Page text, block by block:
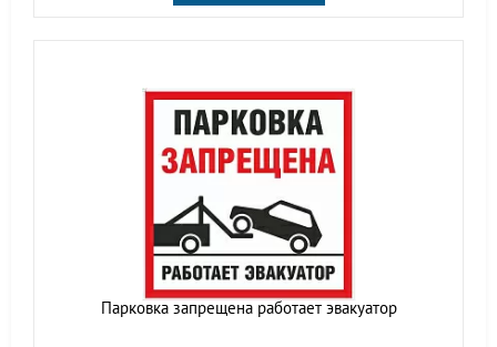
Парковка запрещена работает эвакуатор